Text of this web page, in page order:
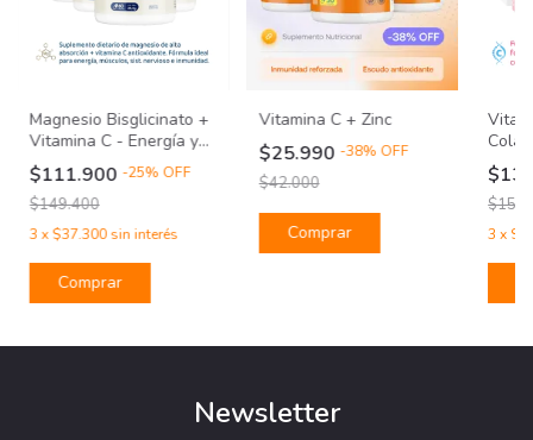
Magnesio Bisglicinato +
Vitamina C - Energía y
Función Muscular - Plan
180 días
$111.900 -25% OFF
$149.400
3 x$37.300sin interés
Vitamina C + Zinc
$25.990 -38% OFF
$42.000
Comprar 3 x
Newsletter